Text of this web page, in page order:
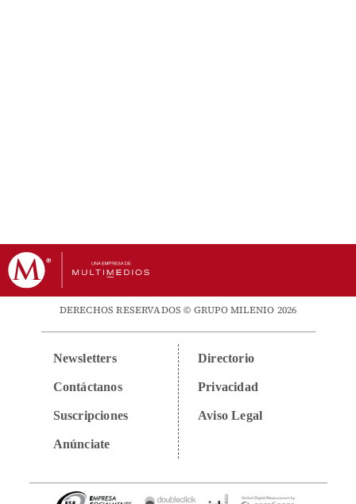
DERECHOS RESERVADOS © GRUPO MILENIO 2026
Newsletters
Contáctanos
Suscripciones
Anúnciate
Directorio
Privacidad
Aviso Legal